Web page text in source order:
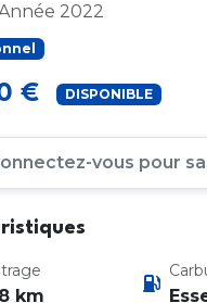
2022
€ DISPONIBLE
vous pour
km